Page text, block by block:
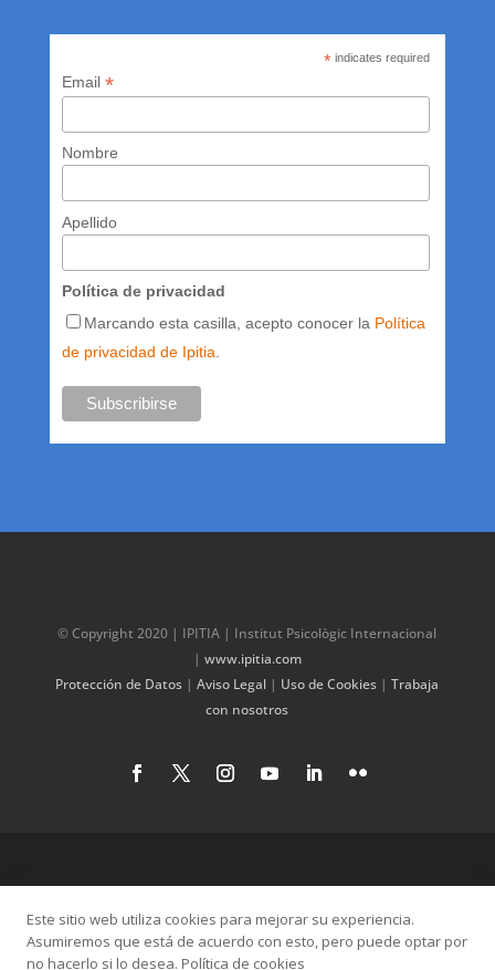
* indicates required
Email *
Nombre
Apellido
Política de privacidad
Marcando esta casilla, acepto conocer la Política
de privacidad de Ipitia
© Copyright 2020 | IPITIA | Institut Psicològic Internacional
| www.ipitia.com
Protección de Datos |Aviso Legal | Uso de Cookies |Trabaja
con nosotros
Este sitio web utiliza cookies para mejorar su experiencia.
Asumiremos que está de acuerdo con esto, pero puede optar por
no hacerlo si lo desea. Política de cookies